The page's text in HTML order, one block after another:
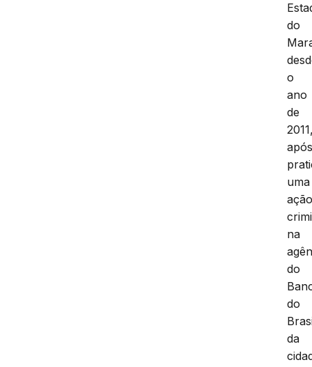
do
o
ano
de
uma
na
do
do
da